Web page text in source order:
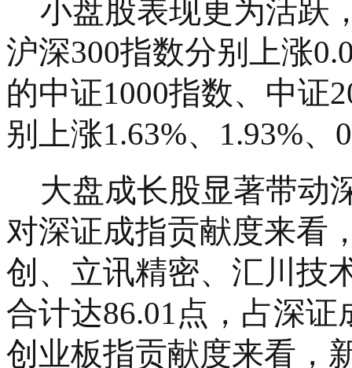
小盘股表现更为活跃
沪深300指数分别上涨
的中证1000指数、中证
别上涨1.63%、1.93%、
大盘成长股显著带动
对深证成指贡献度来看
创、立讯精密、汇川技
合计达86.01点，占深
创业板指贡献度来看，